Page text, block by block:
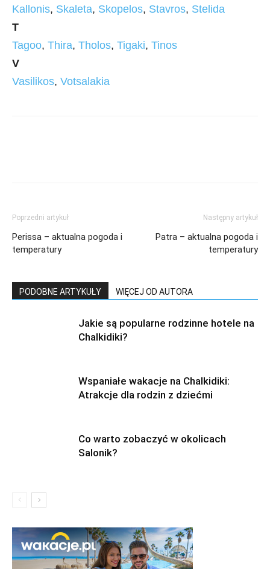
Kallonis, Skaleta, Skopelos, Stavros, Stelida
T
Tagoo, Thira, Tholos, Tigaki, Tinos
V
Vasilikos, Votsalakia
Poprzedni artykuł
Perissa – aktualna pogoda i
temperatury
Następny artykuł
Patra – aktualna pogoda i
temperatury
PODOBNE ARTYKUŁY WIĘCEJ OD AUTORA
Jakie są popularne rodzinne hotele na
Chalkidiki?
Wspaniałe wakacje na Chalkidiki:
Atrakcje dla rodzin z dziećmi
Co warto zobaczyć w okolicach
Salonik?